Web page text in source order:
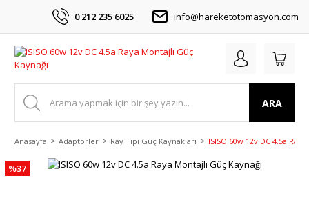
0 212 235 6025 info@hareketotomasyon.com
ARA
Anasayfa Adaptörler Ray Tipi Güç Kaynakları ISISO 60w 12v DC 4.5a
%37